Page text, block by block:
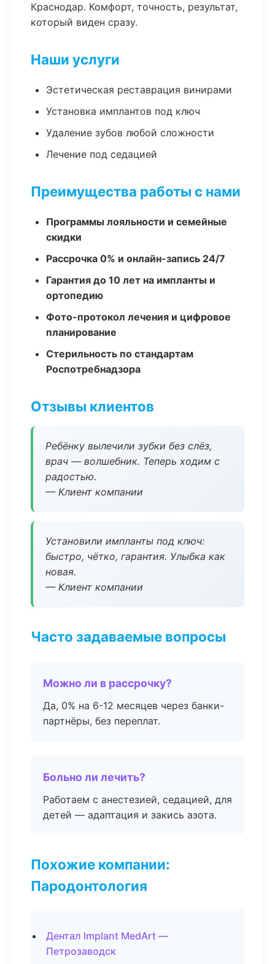
Краснодар. Комфорт, точность, результат,
который виден сразу.
Наши услуги
Эстетическая реставрация винирами
Установка имплантов под ключ
Удаление зубов любой сложности
Лечение под седацией
Преимущества работы с нами
Программы лояльности и семейные
скидки
Рассрочка 0% и онлайн-запись 24/7
Гарантия до 10 лет на импланты и
ортопедию
Фото-протокол лечения и цифровое
планирование
Стерильность по стандартам
Роспотребнадзора
Отзывы клиентов
Ребёнку вылечили зубки без слёз,
врач — волшебник. Теперь ходим с
радостью.
— Клиент компании
Установили импланты под ключ:
быстро, чётко, гарантия. Улыбка как
новая.
— Клиент компании
Часто задаваемые вопросы
Можно ли в рассрочку?
Да, 0% на 6-12 месяцев через банки-
партнёры, без переплат.
Больно ли лечить?
Работаем с анестезией, седацией, для
детей — адаптация и закись азота.
Похожие компании:
Пародонтология
Дентал Implant MedArt —
Петрозаводск